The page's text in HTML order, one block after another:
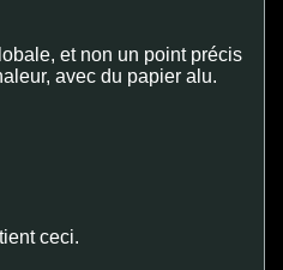
et non un point précis
avec du papier alu.
ceci.